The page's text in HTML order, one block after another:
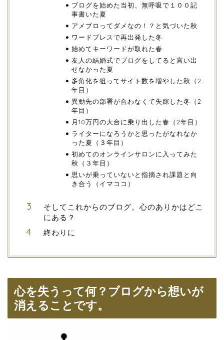
ブログを始めた当初、無呼吸で１００記
事書いた夏
アメブロってダメなの！？と気づいた秋
ワードプレスで再出発した冬
始めてキーワードが取れた春
友人の結婚式でブログをしてると言い出
せなかった夏
多角化を狙ってサイト数を増やした秋（2
年目）
異動先の部署が合わなくて失踪した冬（2
年目）
月10万円の大台に乗り出した春（2年目）
ライターになろうかと思ったがなれなか
った夏（３年目）
初めてのオンラインサロンに入ってみた
秋（３年目）
思いが乗っていないと指摘され課題と向
き合う（イマココ）
そしてこれからのブログ。心のありかはどこ
にある？
終わりに
心を失うって何？ブログから想いが
消えることです。